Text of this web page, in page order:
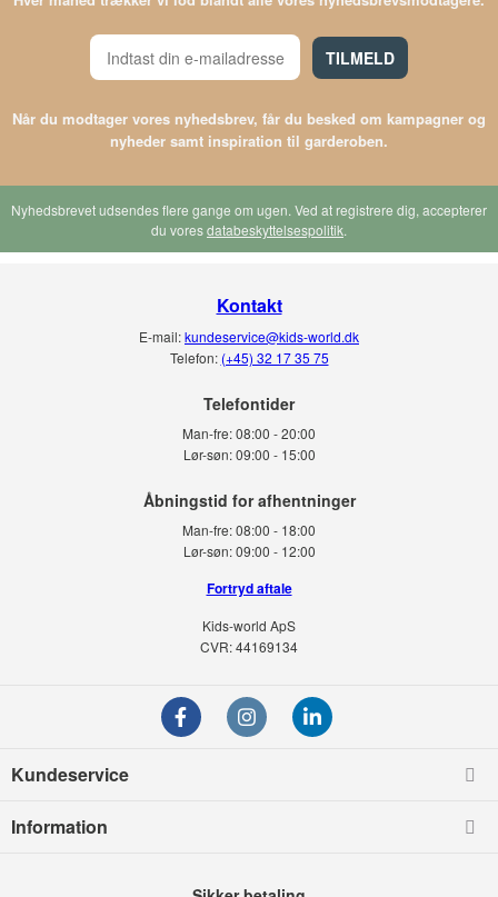
TILMELD
Når du modtager vores nyhedsbrev, får du besked om kampagner og
nyheder samt inspiration til garderoben.
Nyhedsbrevet udsendes flere gange om ugen. Ved at registrere dig, accepterer
du voresdatabeskyttelsespolitik.
Kontakt
E-mail:kundeservice@kids-world.dk
Telefon: (+45) 32 17 35 75
Telefontider
Man-fre:08:00 - 20:00
Lør-søn: 09:00 - 15:00
Man-fre:08:00 - 18:00
Lør-søn:09:00 - 12:00
Fortryd aftale
Kids-world ApS
CVR: 44169134
Kundeservice
Information